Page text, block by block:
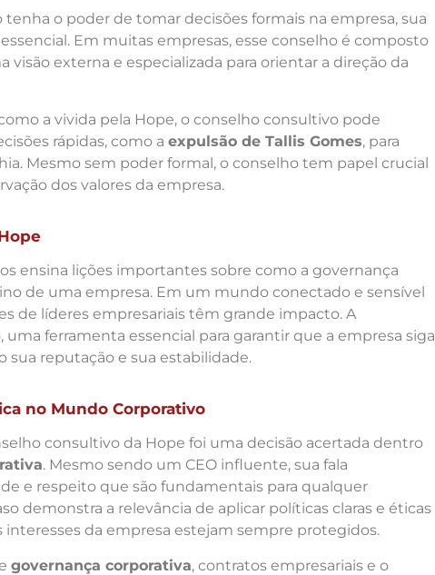
tenha o poder de tomar decisões formais na empresa, sua
Em muitas empresas, esse conselho é composto
visão externa e especializada para orientar a direção da
a vivida pela Hope, o conselho consultivo pode
rápidas, como a expulsão de Tallis Gomes, para
Mesmo sem poder formal, o conselho tem papel crucial
dos valores da empresa.
ensina lições importantes sobre como a governança
de uma empresa. Em um mundo conectado e sensível
de líderes empresariais têm grande impacto. A
ferramenta essencial para garantir que a empresa siga
reputação e sua estabilidade.
no Mundo Corporativo
consultivo da Hope foi uma decisão acertada dentro
. Mesmo sendo um CEO influente, sua fala
e respeito que são fundamentais para qualquer
demonstra a relevância de aplicar políticas claras e éticas
interesses da empresa estejam sempre protegidos.
governança corporativa, contratos empresariais e o